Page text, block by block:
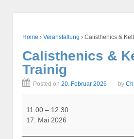
Home › Veranstaltung › Calisthenics &
Calisthenics &
Trainig
Posted on 20. Februar 2026 by
Kettelbell
11:00 – 12:30
17. Mai 2026